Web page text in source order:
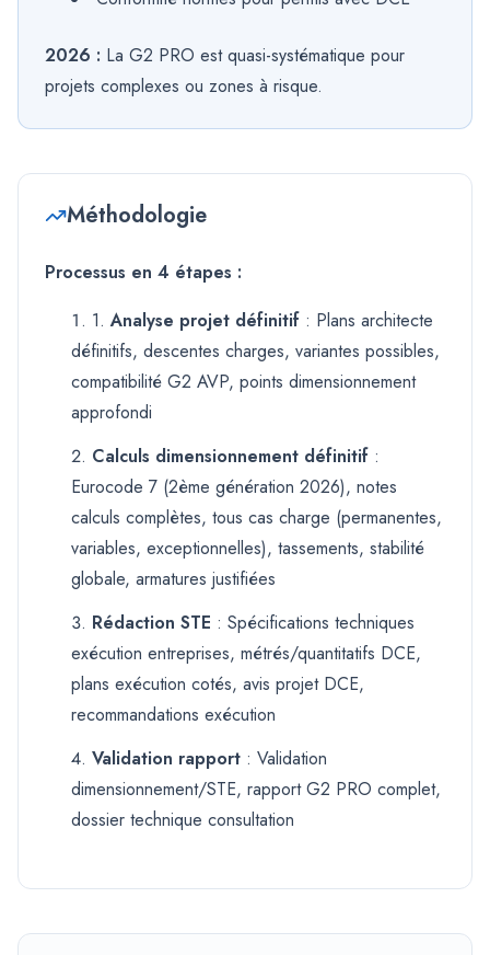
2026 : La G2 PRO est quasi-systématique pour
projets complexes ou zones à risque.
Méthodologie
Processus en 4 étapes :
1.Analyse projet définitif : Plans architecte
définitifs, descentes charges, variantes possibles,
compatibilité G2 AVP, points dimensionnement
approfondi
Calculs dimensionnement définitif :
Eurocode 7 (2ème génération 2026), notes
calculs complètes, tous cas charge (permanentes,
variables, exceptionnelles), tassements, stabilité
globale, armatures justifiées
Rédaction STE : Spécifications techniques
exécution entreprises, métrés/quantitatifs DCE,
plans exécution cotés, avis projet DCE,
recommandations exécution
Validation rapport : Validation
dimensionnement/STE, rapport G2 PRO complet,
dossier technique consultation